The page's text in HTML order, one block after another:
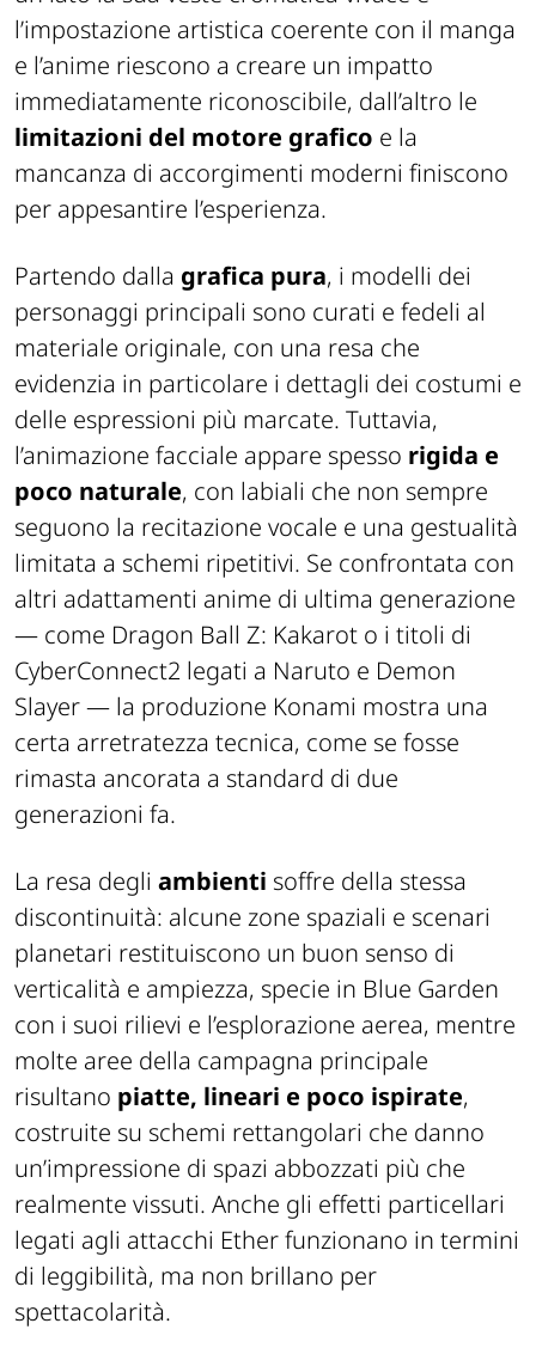
l’impostazione artistica coerente con il manga
e l’anime riescono a creare un impatto
immediatamente riconoscibile, dall’altro le
limitazioni del motore grafico e la
mancanza di accorgimenti moderni finiscono
per appesantire l’esperienza.
Partendo dalla grafica pura, i modelli dei
personaggi principali sono curati e fedeli al
materiale originale, con una resa che
evidenzia in particolare i dettagli dei costumi e
delle espressioni più marcate. Tuttavia,
l’animazione facciale appare spesso rigida e
poco naturale, con labiali che non sempre
seguono la recitazione vocale e una gestualità
limitata a schemi ripetitivi. Se confrontata con
altri adattamenti anime di ultima generazione
— come Dragon Ball Z: Kakarot o i titoli di
CyberConnect2 legati a Naruto e Demon
Slayer— la produzione Konami mostra una
certa arretratezza tecnica, come se fosse
rimasta ancorata a standard di due
generazioni fa.
La resa degli ambienti soffre della stessa
discontinuità: alcune zone spaziali e scenari
planetari restituiscono un buon senso di
verticalità e ampiezza, specie in Blue Garden
con i suoi rilievi e l’esplorazione aerea, mentre
molte aree della campagna principale
risultano piatte, lineari e poco ispirate,
costruite su schemi rettangolari che danno
un’impressione di spazi abbozzati più che
realmente vissuti. Anche gli effetti particellari
legati agli attacchi Ether funzionano in termini
di leggibilità, ma non brillano per
spettacolarità.